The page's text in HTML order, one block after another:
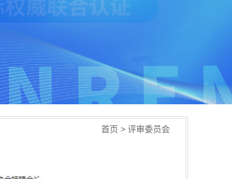
首页 > 评审委员会